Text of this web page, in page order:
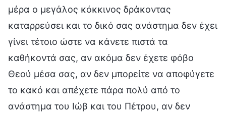
μέρα ο μεγάλος κόκκινος δράκοντας
καταρρεύσει και το δικό σας ανάστημα δεν έχει
γίνει τέτοιο ώστε να κάνετε πιστά τα
καθήκοντά σας, αν ακόμα δεν έχετε φόβο
Θεού μέσα σας, αν δεν μπορείτε να αποφύγετε
το κακό και απέχετε πάρα πολύ από το
ανάστημα του Ιώβ και του Πέτρου, αν δεν